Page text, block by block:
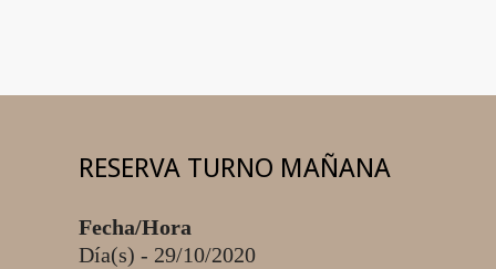
RESERVA TURNO MAÑANA
Fecha/Hora
Día(s) - 29/10/2020